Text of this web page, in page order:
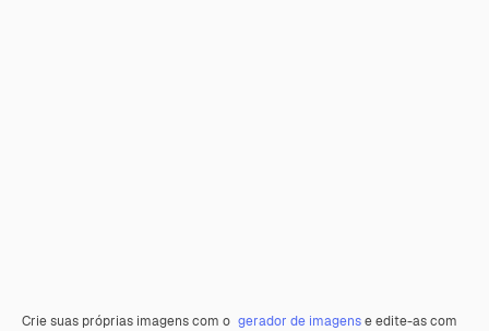
Crie suas próprias imagens com o gerador de imagense edite-as com